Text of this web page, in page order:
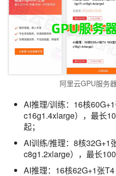
阿里云GPU服务
AI推理/训练：16核
c16g1.4xlarge），最长
起；
AI训练/推理：8核32G+1
c8g1.2xlarge），最长
AI推理：16核62G+1张